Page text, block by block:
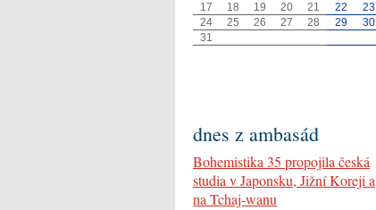
17
18 19 20 21 22
23
24
25 26 27 28 29
30
31
dnes z ambasád
Bohemistika 35 propojila česká
studia v Japonsku, Jižní Koreji a
na Tchaj-wanu